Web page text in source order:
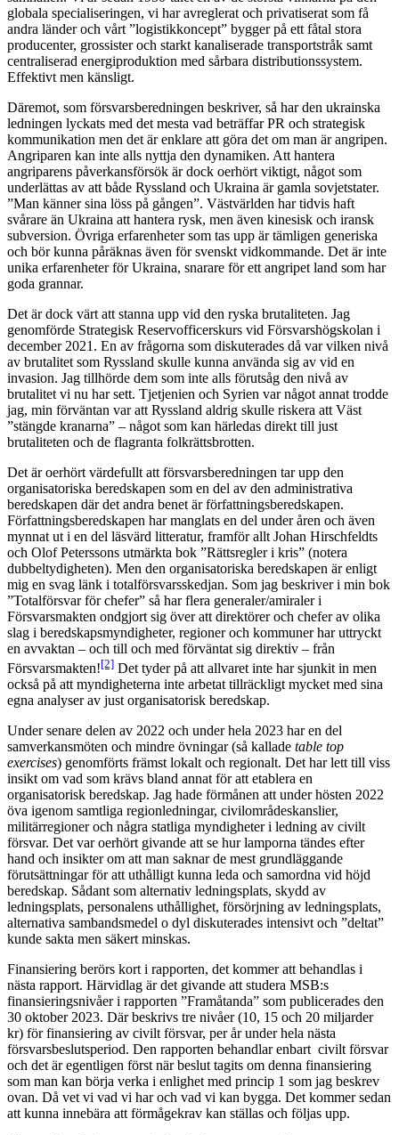
globala specialiseringen, vi har avreglerat och privatiserat som få
andra länder och vårt ”logistikkoncept” bygger på ett fåtal stora
producenter, grossister och starkt kanaliserade transportstråk samt
centraliserad energiproduktion med sårbara distributionssystem.
Effektivt men känsligt.
Däremot, som försvarsberedningen beskriver, så har den ukrainska
ledningen lyckats med det mesta vad beträffar PR och strategisk
kommunikation men det är enklare att göra det om man är angripen.
Angriparen kan inte alls nyttja den dynamiken. Att hantera
angriparens påverkansförsök är dock oerhört viktigt, något som
underlättas av att både Ryssland och Ukraina är gamla sovjetstater.
”Man känner sina löss på gången”. Västvärlden har tidvis haft
svårare än Ukraina att hantera rysk, men även kinesisk och iransk
subversion. Övriga erfarenheter som tas upp är tämligen generiska
och bör kunna påräknas även för svenskt vidkommande. Det är inte
unika erfarenheter för Ukraina, snarare för ett angripet land som har
goda grannar.
Det är dock värt att stanna upp vid den ryska brutaliteten. Jag
genomförde Strategisk Reservofficerskurs vid Försvarshögskolan i
december 2021. En av frågorna som diskuterades då var vilken nivå
av brutalitet som Ryssland skulle kunna använda sig av vid en
invasion. Jag tillhörde dem som inte alls förutsåg den nivå av
brutalitet vi nu har sett. Tjetjenien och Syrien var något annat trodde
jag, min förväntan var att Ryssland aldrig skulle riskera att Väst
”stängde kranarna” – något som kan härledas direkt till just
brutaliteten och de flagranta folkrättsbrotten.
Det är oerhört värdefullt att försvarsberedningen tar upp den
organisatoriska beredskapen som en del av den administrativa
beredskapen där det andra benet är författningsberedskapen.
Författningsberedskapen har manglats en del under åren och även
mynnat ut i en del läsvärd litteratur, framför allt Johan Hirschfeldts
och Olof Peterssons utmärkta bok ”Rättsregler i kris” (notera
dubbeltydigheten). Men den organisatoriska beredskapen är enligt
mig en svag länk i totalförsvarsskedjan. Som jag beskriver i min bok
”Totalförsvar för chefer” så har flera generaler/amiraler i
Försvarsmakten ondgjort sig över att direktörer och chefer av olika
slag i beredskapsmyndigheter, regioner och kommuner har uttryckt
en avvaktan – och till och med förväntat sig direktiv – från
Försvarsmakten![2] Det tyder på att allvaret inte har sjunkit in men
också på att myndigheterna inte arbetat tillräckligt mycket med sina
egna analyser av just organisatorisk beredskap.
Under senare delen av 2022 och under hela 2023 har en del
samverkansmöten och mindre övningar (så kallade table top
exercises) genomförts främst lokalt och regionalt. Det har lett till viss
insikt om vad som krävs bland annat för att etablera en
organisatorisk beredskap. Jag hade förmånen att under hösten 2022
öva igenom samtliga regionledningar, civilområdeskanslier,
militärregioner och några statliga myndigheter i ledning av civilt
försvar. Det var oerhört givande att se hur lamporna tändes efter
hand och insikter om att man saknar de mest grundläggande
förutsättningar för att uthålligt kunna leda och samordna vid höjd
beredskap. Sådant som alternativ ledningsplats, skydd av
ledningsplats, personalens uthållighet, försörjning av ledningsplats,
alternativa sambandsmedel o dyl diskuterades intensivt och ”deltat”
kunde sakta men säkert minskas.
Finansiering berörs kort i rapporten, det kommer att behandlas i
nästa rapport. Härvidlag är det givande att studera MSB:s
finansieringsnivåer i rapporten ”Framåtanda” som publicerades den
30 oktober 2023. Där beskrivs tre nivåer (10, 15 och 20 miljarder
kr) för finansiering av civilt försvar, per år under hela nästa
försvarsbeslutsperiod. Den rapporten behandlar enbart civilt försvar
och det är egentligen först när beslut tagits om denna finansiering
som man kan börja verka i enlighet med princip 1 som jag beskrev
ovan. Då vet vi vad vi har och vad vi kan bygga. Det kommer sedan
att kunna innebära att förmågekrav kan ställas och följas upp.